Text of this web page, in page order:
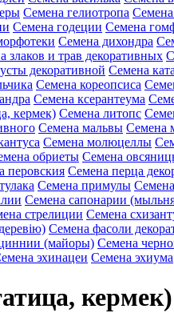
Семена гелиотропа
Семена годеции Семена
Семена дихондра
злаков и трав декоративных
декоративной Семена
Семена кореопсиса
Семена ксерантеума
кермек) Семена литопс
Семена мальвы Семена
Семена молюцеллы
обриеты Семена
перовския Семена перца
Семена примулы
Семена сапонарии
стрелиции Семена
Семена фасоли
(майоры) Семена
эхинацеи Семена эхиума